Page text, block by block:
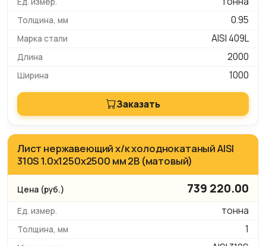
0.95
AISI 409L
2000
1000
Заказать
Лист нержавеющий х/к холоднокатаный AISI
310S 1.0х1250х2500 мм 2B (матовый)
739 220.00
тонна
1